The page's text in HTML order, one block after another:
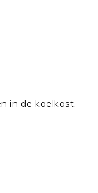
in de koelkast,